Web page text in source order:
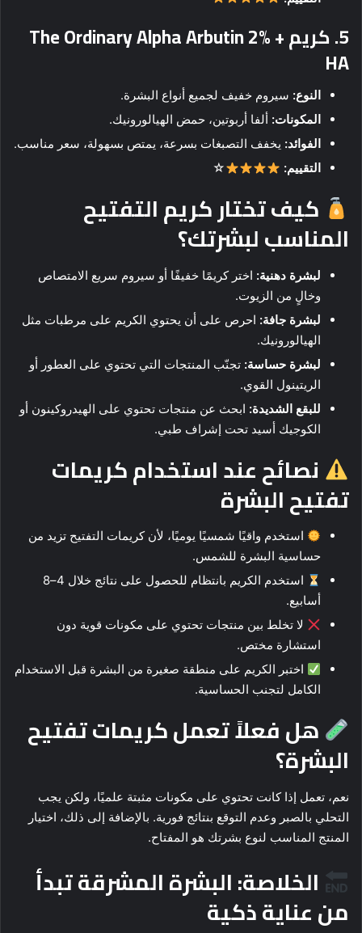
5. كريم The Ordinary Alpha Arbutin 2% +
HA
النوع: سيروم خفيف لجميع أنواع البشرة.
المكونات: ألفا أربوتين، حمض الهيالورونيك.
الفوائد: يخفف التصبغات بسرعة، يمتص بسهولة، سعر مناسب.
التقييم:
☆
كيف تختار كريم التفتيح
المناسب لبشرتك؟
لبشرة دهنية: اختر كريمًا خفيفًا أو سيروم سريع الامتصاص
وخالٍ من الزيوت.
لبشرة جافة: احرص على أن يحتوي الكريم على مرطبات مثل
الهيالورونيك.
لبشرة حساسة: تجنّب المنتجات التي تحتوي على العطور أو
الريتينول القوي.
للبقع الشديدة: ابحث عن منتجات تحتوي على الهيدروكينون أو
الكوجيك أسيد تحت إشراف طبي.
نصائح عند استخدام كريمات
تفتيح البشرة
استخدم واقيًا شمسيًا يوميًا، لأن كريمات التفتيح تزيد من
حساسية البشرة للشمس.
استخدم الكريم بانتظام للحصول على نتائج خلال 4–8
أسابيع.
لا تخلط بين منتجات تحتوي على مكونات قوية دون
استشارة مختص.
اختبر الكريم على منطقة صغيرة من البشرة قبل الاستخدام
الكامل لتجنب الحساسية.
هل فعلاً تعمل كريمات تفتيح
البشرة؟
نعم، تعمل إذا كانت تحتوي على مكونات مثبتة علميًا، ولكن يجب
التحلي بالصبر وعدم التوقع بنتائج فورية. بالإضافة إلى ذلك، اختيار
المنتج المناسب لنوع بشرتك هو المفتاح.
الخلاصة: البشرة المشرقة تبدأ
من عناية ذكية